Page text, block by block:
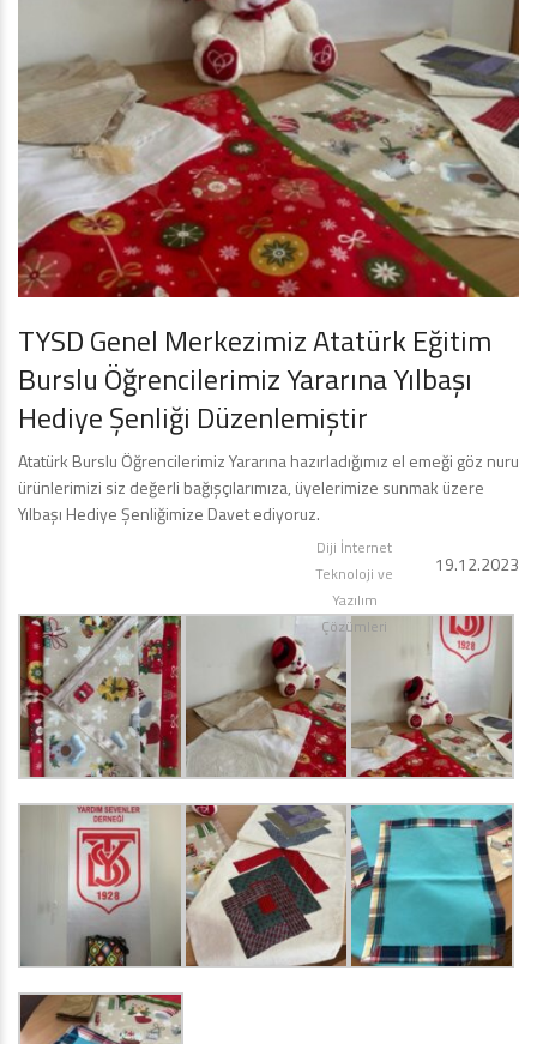
TYSD Genel Merkezimiz Atatürk Eğitim
Burslu Öğrencilerimiz Yararına Yılbaşı
Hediye Şenliği Düzenlemiştir
Atatürk Burslu Öğrencilerimiz Yararına hazırladığımız el emeği göz nuru
ürünlerimizi siz değerli bağışçılarımıza, üyelerimize sunmak üzere
Yılbaşı Hediye Şenliğimize Davet ediyoruz.
19.12.2023
Diji İnternet
Teknoloji ve
Yazılım
Çözümleri